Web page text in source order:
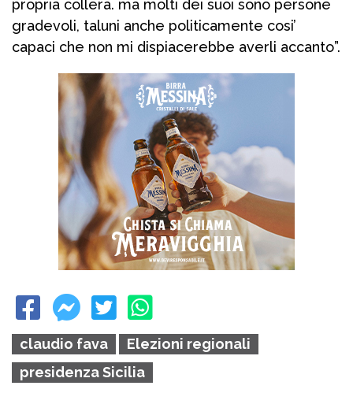
propria collera. ma molti dei suoi sono persone
gradevoli, taluni anche politicamente cosi’
capaci che non mi dispiacerebbe averli accanto”.
claudio fava
Elezioni regionali
presidenza Sicilia